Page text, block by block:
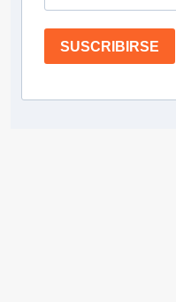
SUSCRIBIRSE